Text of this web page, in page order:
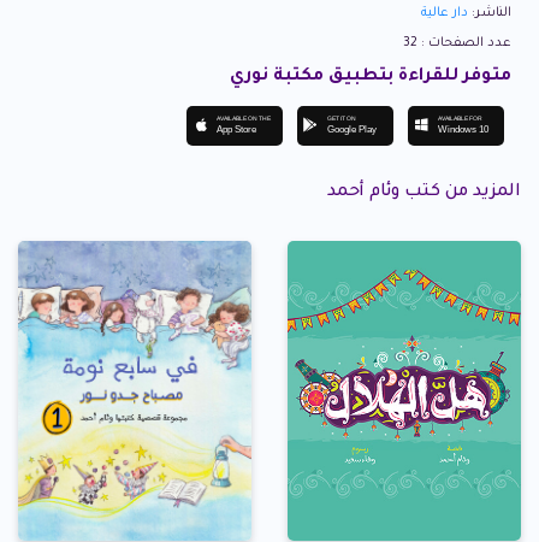
الناشر: دار عالية
عدد الصفحات : 32
متوفر للقراءة بتطبيق مكتبة نوري
AVAILABLE ON THE
App Store
GET IT ON
Google Play
AVAILABLE FOR
Windows 10
المزيد من كتب وئام أحمد